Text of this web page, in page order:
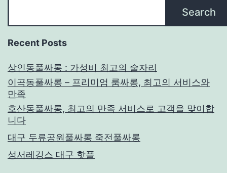
Search
Recent Posts
상인동풀싸롱 : 가성비 최고의 술자리
이곡동풀싸롱 – 프리미엄 룸싸롱, 최고의 서비스와
만족
호산동풀싸롱, 최고의 만족 서비스로 고객을 맞이합
니다
대구 두류공원풀싸롱 죽전풀싸롱
성서레깅스 대구 핫플